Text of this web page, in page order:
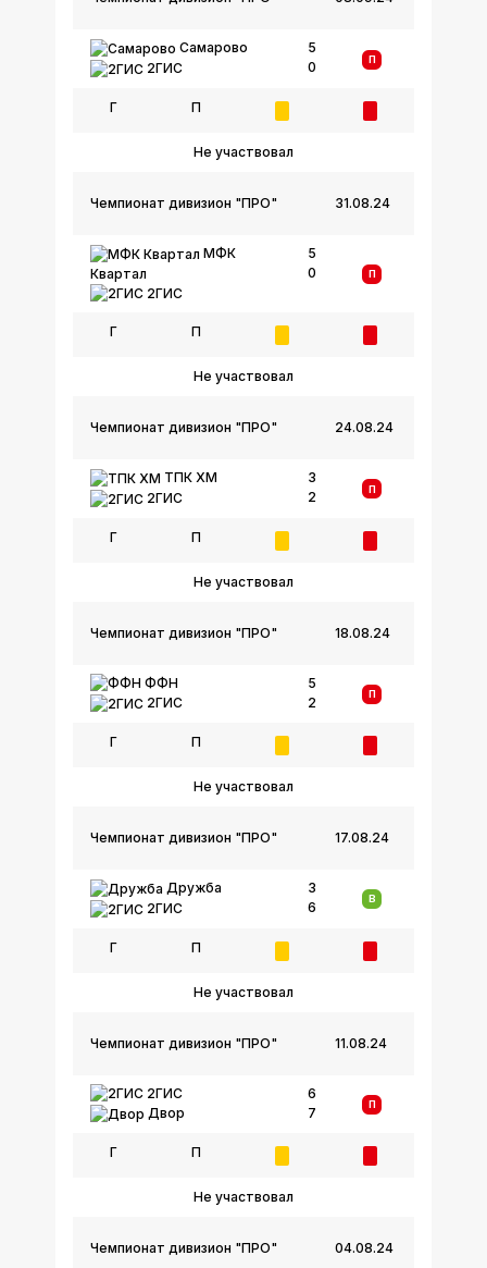
Самарово
2ГИС
5
0
П
Г П
Не участвовал
31.08.24
Чемпионат дивизион "ПРО"
МФК
Квартал
2ГИС
5
0
П
Г П
Не участвовал
24.08.24
Чемпионат дивизион "ПРО"
ТПК ХМ
2ГИС
3
2
П
Г П
Не участвовал
18.08.24
Чемпионат дивизион "ПРО"
ФФН
2ГИС
5
2
П
Г П
Не участвовал
17.08.24
Чемпионат дивизион "ПРО"
Дружба
2ГИС
3
6
В
Г П
Не участвовал
11.08.24
Чемпионат дивизион "ПРО"
2ГИС
Двор
6
7
П
Г П
Не участвовал
04.08.24
Чемпионат дивизион "ПРО"